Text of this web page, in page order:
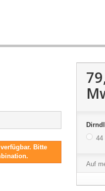
Bitte
44
Auf